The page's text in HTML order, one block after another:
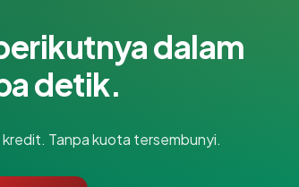
dalam
detik.
Tanpa kuota tersembunyi.